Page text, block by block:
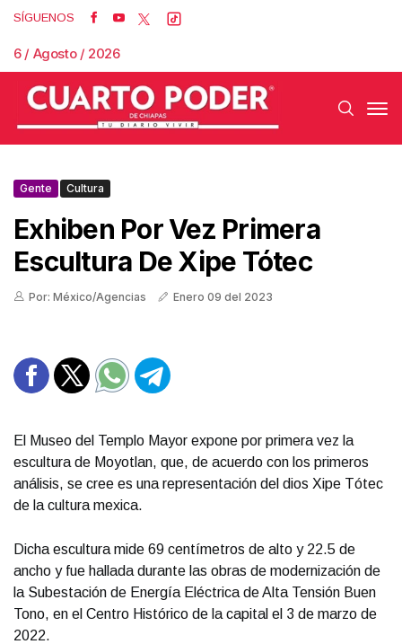
SÍGUENOS
6 / Agosto / 2026
Gente Cultura
Exhiben Por Vez Primera
Escultura De Xipe Tótec
Por: México/Agencias Enero 09 del 2023
El Museo del Templo Mayor expone por primera vez la
escultura de Moyotlan, que, de acuerdo con los primeros
análisis, se cree es una representación del dios Xipe Tótec
de la cultura mexica.
Dicha escultura mide 69 centímetros de alto y 22.5 de
ancho y fue hallada durante las obras de modernización de
la Subestación de Energía Eléctrica de Alta Tensión Buen
Tono, en el Centro Histórico de la capital el 3 de marzo de
2022.